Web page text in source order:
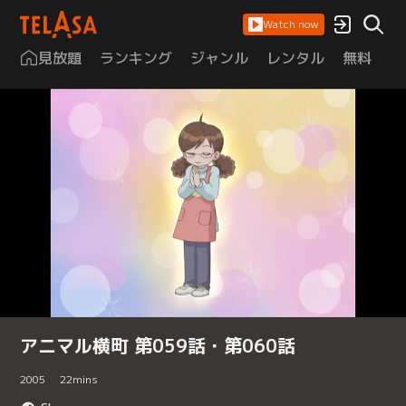
Watch now
見放題 ランキング ジャンル レンタル 無料
アニマル横町 第059話・第060話
2005 22mins